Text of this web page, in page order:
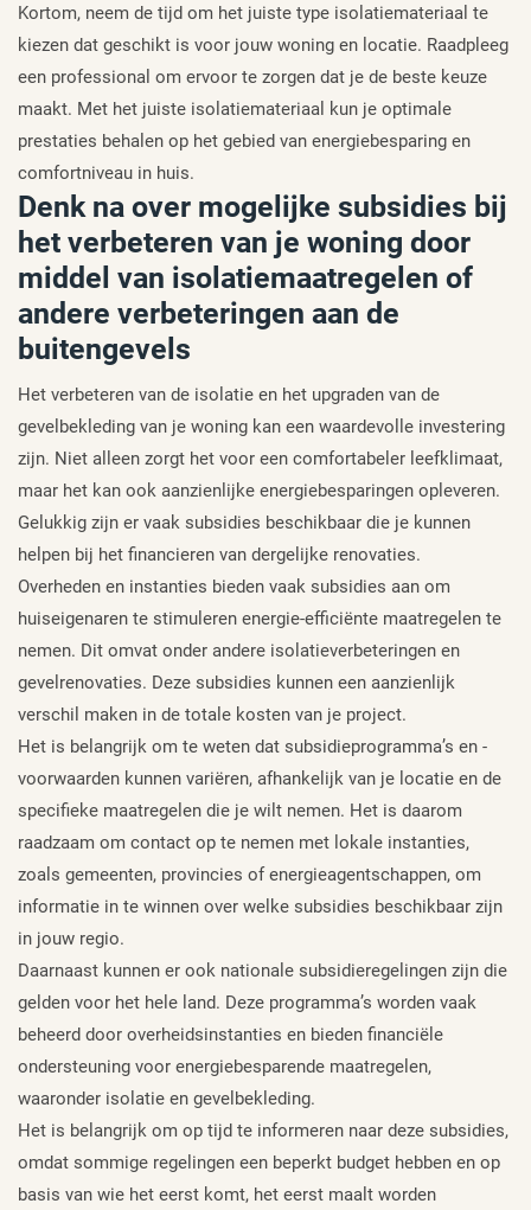
Kortom, neem de tijd om het juiste type isolatiemateriaal te
kiezen dat geschikt is voor jouw woning en locatie. Raadpleeg
een professional om ervoor te zorgen dat je de beste keuze
maakt. Met het juiste isolatiemateriaal kun je optimale
prestaties behalen op het gebied van energiebesparing en
comfortniveau in huis.
Denk na over mogelijke subsidies bij
het verbeteren van je woning door
middel van isolatiemaatregelen of
andere verbeteringen aan de
buitengevels
Het verbeteren van de isolatie en het upgraden van de
gevelbekleding van je woning kan een waardevolle investering
zijn. Niet alleen zorgt het voor een comfortabeler leefklimaat,
maar het kan ook aanzienlijke energiebesparingen opleveren.
Gelukkig zijn er vaak subsidies beschikbaar die je kunnen
helpen bij het financieren van dergelijke renovaties.
Overheden en instanties bieden vaak subsidies aan om
huiseigenaren te stimuleren energie-efficiënte maatregelen te
nemen. Dit omvat onder andere isolatieverbeteringen en
gevelrenovaties. Deze subsidies kunnen een aanzienlijk
verschil maken in de totale kosten van je project.
Het is belangrijk om te weten dat subsidieprogramma’s en -
voorwaarden kunnen variëren, afhankelijk van je locatie en de
specifieke maatregelen die je wilt nemen. Het is daarom
raadzaam om contact op te nemen met lokale instanties,
zoals gemeenten, provincies of energieagentschappen, om
informatie in te winnen over welke subsidies beschikbaar zijn
in jouw regio.
Daarnaast kunnen er ook nationale subsidieregelingen zijn die
gelden voor het hele land. Deze programma’s worden vaak
beheerd door overheidsinstanties en bieden financiële
ondersteuning voor energiebesparende maatregelen,
waaronder isolatie en gevelbekleding.
Het is belangrijk om op tijd te informeren naar deze subsidies,
omdat sommige regelingen een beperkt budget hebben en op
basis van wie het eerst komt, het eerst maalt worden